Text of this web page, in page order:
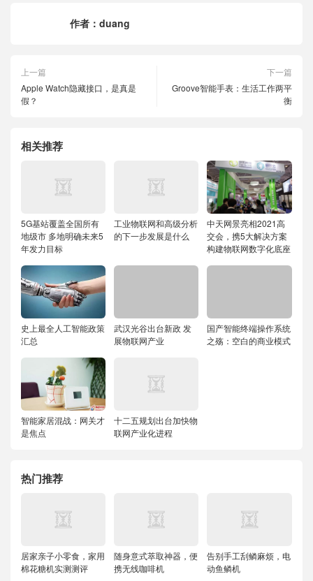
作者： duang
上一篇
Apple Watch隐藏接口，是真是
假？
下一篇
Groove智能手表：生活工作两平
衡
相关推荐
5G基站覆盖全国所有
地级市 多地明确未来5
年发力目标
工业物联网和高级分析
的下一步发展是什么
中天网景亮相2021高
交会，携5大解决方案
构建物联网数字化底座
史上最全人工智能政策
汇总
武汉光谷出台新政 发
展物联网产业
国产智能终端操作系统
之殇：空白的商业模式
智能家居混战：网关才
是焦点
十二五规划出台加快物
联网产业化进程
热门推荐
居家亲子小零食，家用
棉花糖机实测测评
随身意式萃取神器，便
携无线咖啡机
告别手工刮鳞麻烦，电
动鱼鳞机